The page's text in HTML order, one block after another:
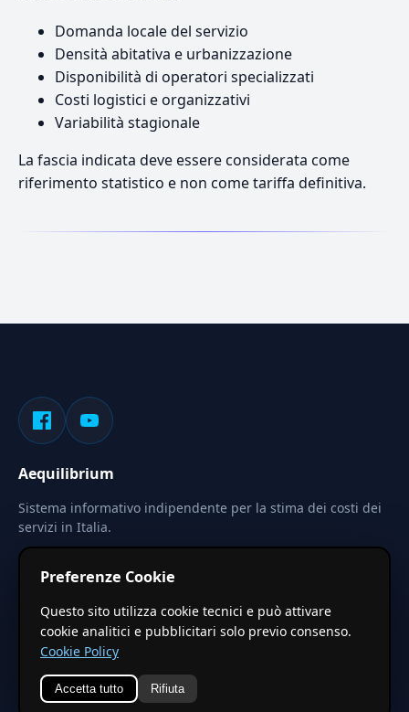
Domanda locale del servizio
Densità abitativa e urbanizzazione
Disponibilità di operatori specializzati
Costi logistici e organizzativi
Variabilità stagionale
La fascia indicata deve essere considerata come
riferimento statistico e non come tariffa definitiva.
Aequilibrium
Sistema informativo indipendente per la stima dei costi dei
servizi in Italia.
Le stime pubblicate sono calcolate tramite coefficienti
territoriali regionali applicati a valori base nazionali. Non
costituiscono preventivo ufficiale.
© 2026 Aequilibrium — Un progetto di vxd.mobi
Preferenze Cookie
Questo sito utilizza cookie tecnici e può attivare
cookie analitici e pubblicitari solo previo consenso.
Cookie Policy
Accetta tutto Rifiuta